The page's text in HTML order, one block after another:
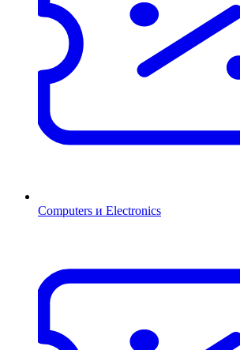
Computers и Electronics